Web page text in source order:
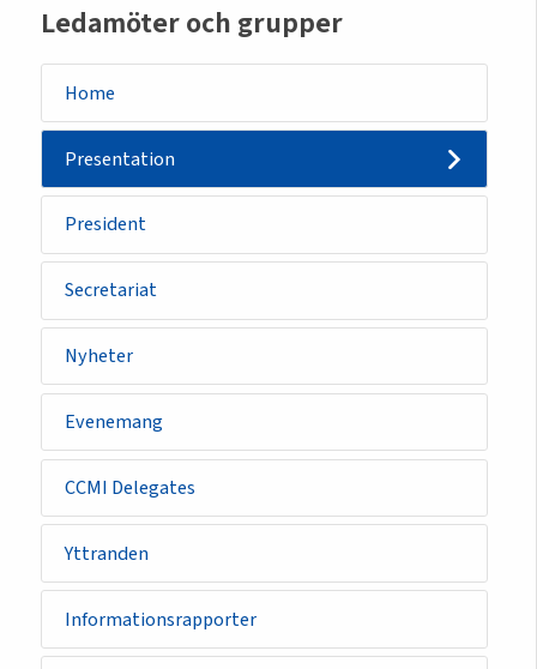
Sidemenu
-
group
Ledamöter och grupper
Home
Presentation
President
Secretariat
Nyheter
Evenemang
CCMI Delegates
Yttranden
Informationsrapporter